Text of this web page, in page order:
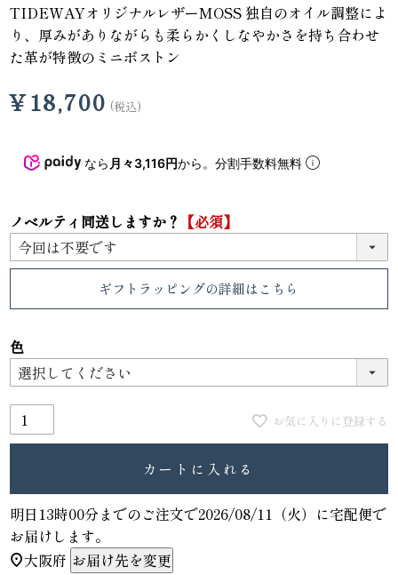
TIDEWAYオリジナルレザーMOSS 独自のオイル調整によ
り、厚みがありながらも柔らかくしなやかさを持ち合わせ
た革が特徴のミニボストン
¥18,700 税込
なら 月々3,116円から。分割手数料無料
ノベルティ同送しますか？ 【必須】
ギフトラッピングの詳細はこちら
色
お気に入りに登録する
カートに入れる
明日 13時00分までのご注文で2026/08/11（火） に宅配便で
お届けします。
大阪府 お届け先を変更